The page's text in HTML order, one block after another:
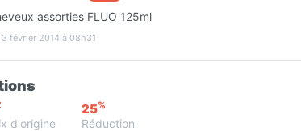
assorties FLUO 125ml
février 2014 à 08h31
d'origine
25%
Réduction